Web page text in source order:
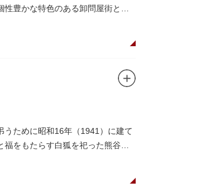
豊かな特色のある卸問屋街とな
うために昭和16年（1941）に建て
をもたらす白狐を祀った熊谷稲